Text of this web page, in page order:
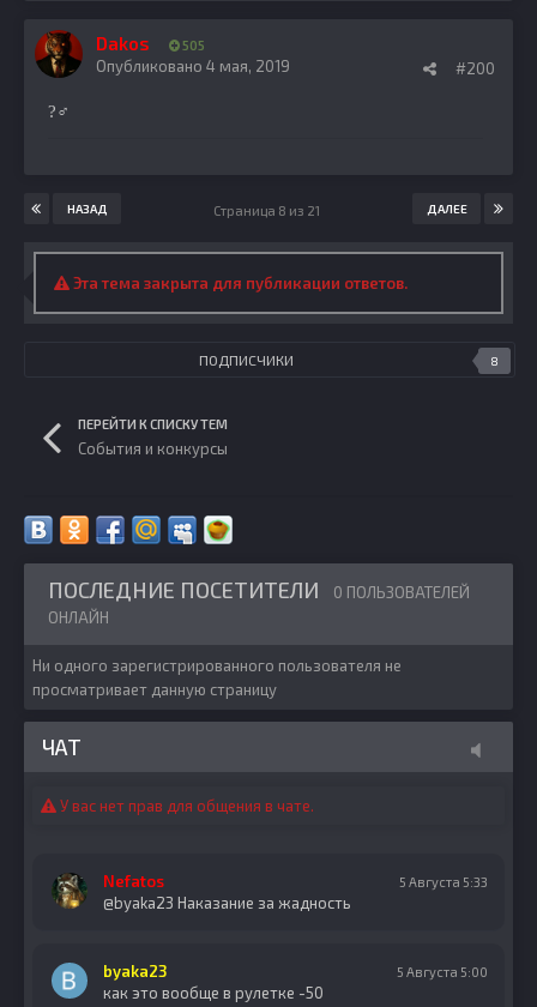
Dakos 505
#200
Опубликовано 4 мая, 2019
?‍♂️
НАЗАД ДАЛЕЕ
Страница 8 из 21
Эта тема закрыта для публикации ответов.
ПОДПИСЧИКИ 8
ПЕРЕЙТИ К СПИСКУ ТЕМ
События и конкурсы
ПОСЛЕДНИЕ ПОСЕТИТЕЛИ
0 ПОЛЬЗОВАТЕЛЕЙ
ОНЛАЙН
Ни одного зарегистрированного пользователя не
просматривает данную страницу
ЧАТ
У вас нет прав для общения в чате.
Nefatos 5 Августа 5:33
@byaka23 Наказание за жадность
byaka23 5 Августа 5:00
как это вообще в рулетке -50